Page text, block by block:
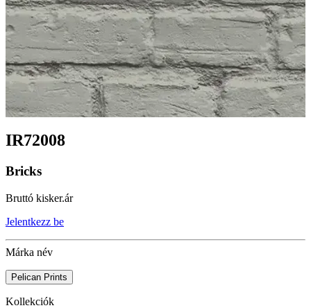
IR72008
Bricks
Bruttó kisker.ár
Jelentkezz be
Márka név
Pelican Prints
Kollekciók